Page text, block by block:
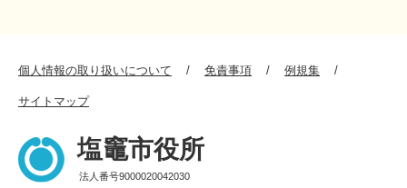
個人情報の取り扱いについて 免責事項 例規集
サイトマップ
塩竈市役所
法人番号9000020042030